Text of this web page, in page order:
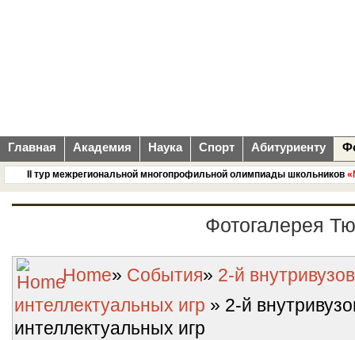
Главная Академия Наука Спорт Абитуриенту
II тур межрегиональной многопрофильной олимпиады школьников
Фотогалерея
Home» События» 2-й
интеллектуальных игр » 2-й
интеллектуальных игр